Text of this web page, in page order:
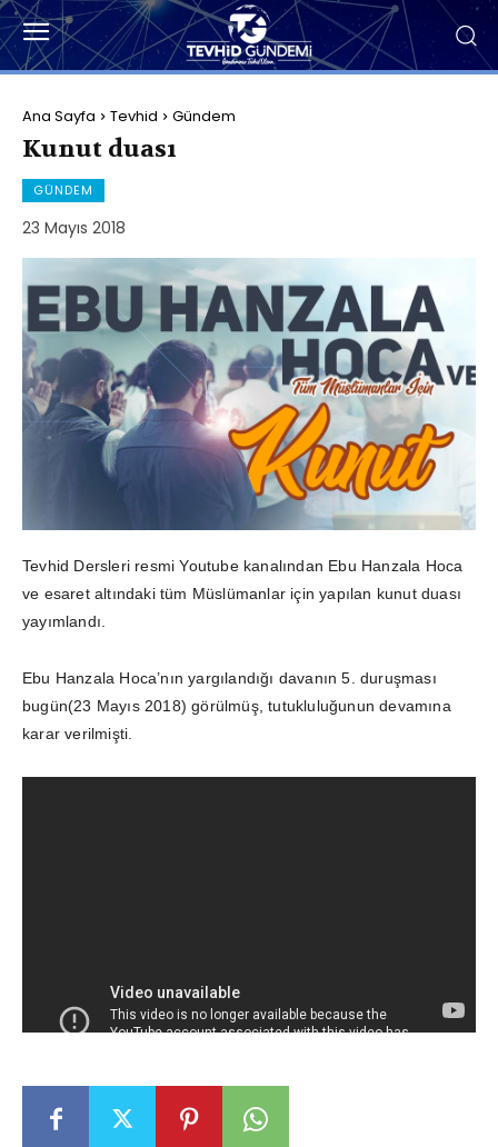
Ana Sayfa Tevhid Gündem
Kunut duası
GÜNDEM
23 Mayıs 2018
Tevhid Dersleri resmi Youtube kanalından Ebu Hanzala Hoca
ve esaret altındaki tüm Müslümanlar için yapılan kunut duası
yayımlandı.
Ebu Hanzala Hoca’nın yargılandığı davanın 5. duruşması
bugün(23 Mayıs 2018) görülmüş, tutukluluğunun devamına
karar verilmişti.